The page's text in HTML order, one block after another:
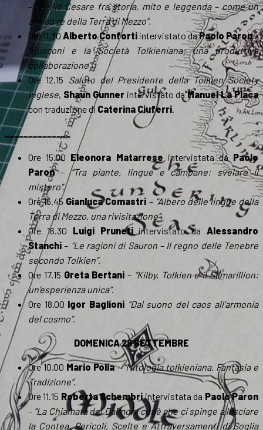
– “Giulio Cesare fra storia, mito e leggenda – come un
antico re della Terra di Mezzo”.
Ore 11.30 Alberto Conforti intervistato daPaolo Paron–
“Rusconi e la Società Tolkieniana: una produttiva
collaborazione”.
Ore 12.15 Saluto del Presidente della Tolkien Society
Inglese, Shaun Gunnerintervistato daManuel La Placa
con traduzione di Caterina Ciuferri.
______________
Ore 15.00 Eleonora Matarreseintervistata da Paolo
Paron–“Tra piante, lingue e campane: svelare il
mistero”.
Ore 15.45 Gianluca Comastri – “Albero delle lingue della
Terra di Mezzo, una rivisitazione”.
Ore 16.30 Luigi Prunetiintervistato daAlessandro
Stanchi – “Le ragioni di Sauron – Il regno delle Tenebre
secondo Tolkien”.
Ore 17.15 Greta Bertani – “Kilby, Tolkien e il Silmarillion:
un’esperienza unica”.
Ore 18.00 Igor Baglioni “Dal suono del caos all’armonia
del cosmo”.
DOMENICA 29 SETTEMBRE
Ore 10.00 Mario Polia–“Mitologia tolkieniana. Fantasia e
Tradizione”.
Ore 11.15 Roberta Schembriintervistata da Paolo Paron
– “La Chiamata del Daimon: cos’è che ci spinge a lasciare
la Contea. Pericoli, Scelte e Attraversamenti di Soglia